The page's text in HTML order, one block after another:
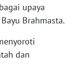
upaya
Brahmasta.
dan